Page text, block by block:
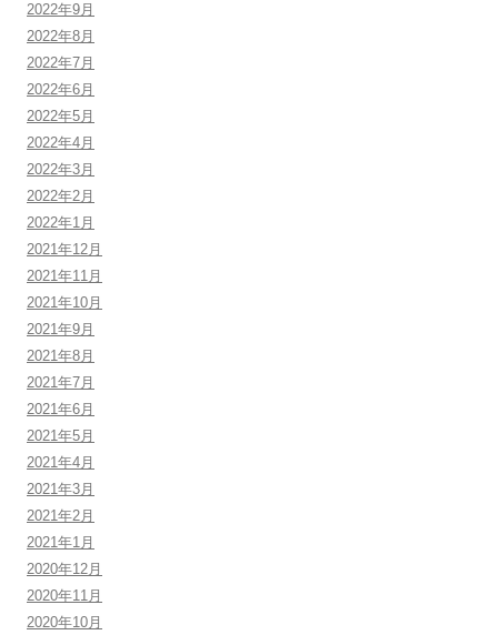
2022年9月
2022年8月
2022年7月
2022年6月
2022年5月
2022年4月
2022年3月
2022年2月
2022年1月
2021年12月
2021年11月
2021年10月
2021年9月
2021年8月
2021年7月
2021年6月
2021年5月
2021年4月
2021年3月
2021年2月
2021年1月
2020年12月
2020年11月
2020年10月